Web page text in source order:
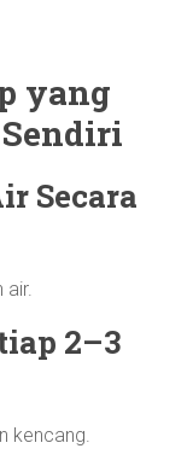
yang
Secara
air.
2–3
kencang.